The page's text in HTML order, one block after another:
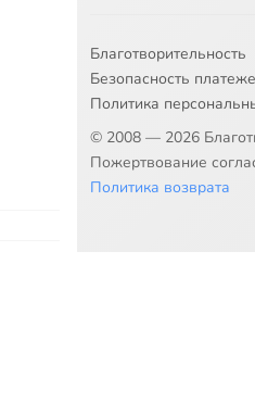
Благотворительность
Безопасность
Политика
© 2008 — 2026
Пожертвование
Политика возврата